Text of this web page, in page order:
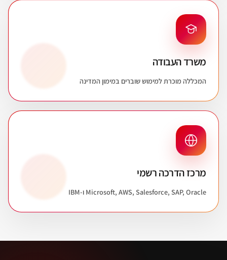
משרד העבודה
המכללה מוכרת למימוש שוברים במימון המדינה
מרכז הדרכה רשמי
Microsoft, AWS, Salesforce, SAP, Oracle ו-IBM